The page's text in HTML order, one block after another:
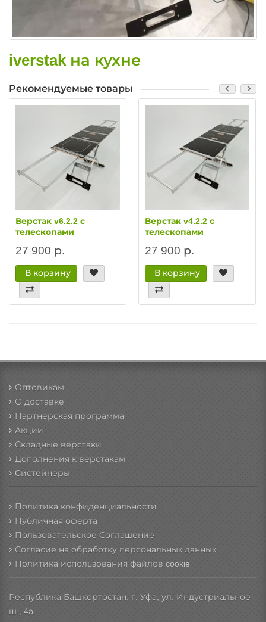
iverstak на кухне
Рекомендуемые товары
Верстак v6.2.2 с
телескопами
27 900 р.
В корзину
Верстак v4.2.2 с
телескопами
27 900 р.
В корзину
Оптовикам
О доставке
Партнерская программа
Акции
Складные верстаки
Дополнения к верстакам
Cистейнеры
Политика конфиденциальности
Публичная оферта
Пользовательское Соглашение
Согласие на обработку персональных данных
Политика использования файлов cookie
Республика Башкортостан, г. Уфа, ул. Индустриальное
ш., 4а